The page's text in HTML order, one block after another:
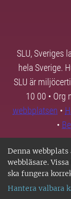
Denna
webbläsare.
ska fungera
Hantera valbara
SLU, Sveriges
hela Sverige.
SLU är
10 00 • Org
webbplatsen •
•